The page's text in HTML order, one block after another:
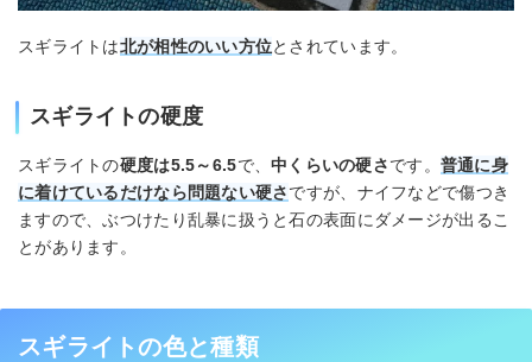
スギライトは北が相性のいい方位とされています。
スギライトの硬度
スギライトの硬度は5.5～6.5で、中くらいの硬さです。 普通に身
に着けているだけなら問題ない硬さですが、ナイフなどで傷つき
ますので、ぶつけたり乱暴に扱うと石の表面にダメージが出るこ
とがあります。
スギライトの色と種類